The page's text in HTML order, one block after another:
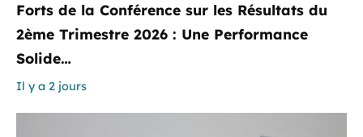
Forts de la Conférence sur les Résultats du
2ème Trimestre 2026 : Une Performance
Solide…
Il y a 2 jours